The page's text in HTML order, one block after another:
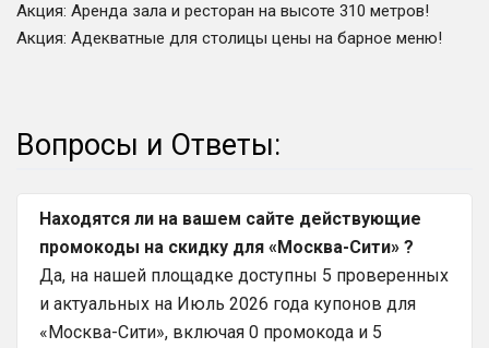
Акция: Аренда зала и ресторан на высоте 310 метров!
Акция: Адекватные для столицы цены на барное меню!
Вопросы и Ответы:
Находятся ли на вашем сайте действующие
промокоды на скидку для «Москва-Сити» ?
Да, на нашей площадке доступны 5 проверенных
и актуальных на Июль 2026 года купонов для
«Москва-Сити», включая 0 промокода и 5